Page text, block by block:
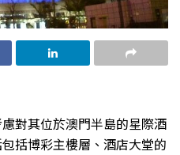
對其位於澳門半島的星際酒
括博彩主樓層、酒店大堂的